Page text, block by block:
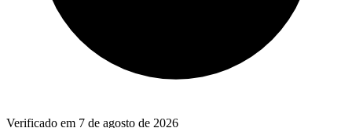
Verificado em 7 de agosto de 2026